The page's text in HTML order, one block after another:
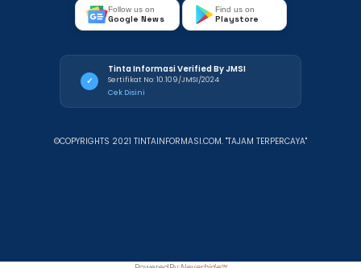
Follow us on
Google News
Find us on
Playstore
✓
Tinta Informasi Verified By JMSI
Sertifikat No: 10.109/JMSI/2024
Cek Disini
©COPYRIGHTS 2021 TINTAINFORMASI.COM. "TAJAM TERPERCAYA"